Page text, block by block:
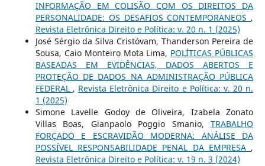
INFORMAÇÃO EM COLISÃO COM OS DIREITOS DA
PERSONALIDADE: OS DESAFIOS CONTEMPORANEOS ,
Revista Eletrônica Direito e Política: v. 20 n. 1 (2025)
José Sérgio da Silva Cristóvam, Thanderson Pereira de
Sousa, Caio Monteiro Mota Lima, POLÍTICAS PÚBLICAS
BASEADAS EM EVIDÊNCIAS, DADOS ABERTOS E
PROTEÇÃO DE DADOS NA ADMINISTRAÇÃO PÚBLICA
FEDERAL , Revista Eletrônica Direito e Política: v. 20 n.
1 (2025)
Simone Lavelle Godoy de Oliveira, Izabela Zonato
Villas Boas, Gianpaolo Poggio Smanio,TRABALHO
FORÇADO E ESCRAVIDÃO MODERNA: ANÁLISE DA
POSSÍVEL RESPONSABILIDADE PENAL DA EMPRESA ,
Revista Eletrônica Direito e Política: v. 19 n. 3 (2024)